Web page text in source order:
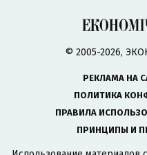
© 2005-2026,
РЕКЛАМА НА
ПОЛИТИКА
ПРАВИЛА
ПРИНЦИПЫ И